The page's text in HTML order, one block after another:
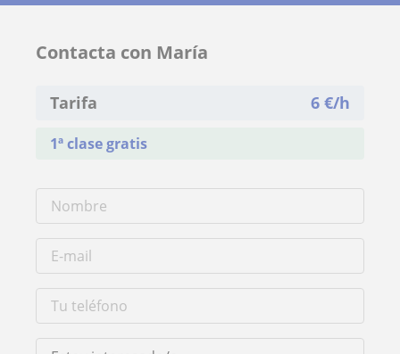
Contacta con María
Tarifa 6 €/h
1ª clase gratis